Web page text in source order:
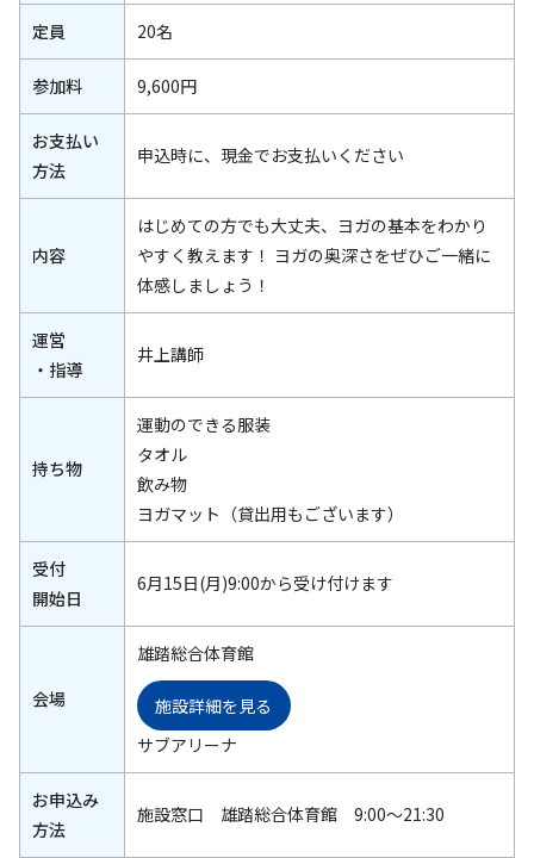
定員 20名
参加料 9,600円
お支払い
方法
申込時に、現金でお支払いください
内容
はじめての方でも大丈夫、ヨガの基本をわかり
やすく教えます！ ヨガの奥深さをぜひご一緒に
体感しましょう！
運営
・指導
井上講師
持ち物
運動のできる服装
タオル
飲み物
ヨガマット（貸出用もございます）
受付
開始日
6月15日(月)9:00から受け付けます
会場
雄踏総合体育館
施設詳細を見る
サブアリーナ
お申込み
方法
施設窓口 雄踏総合体育館 9:00～21:30